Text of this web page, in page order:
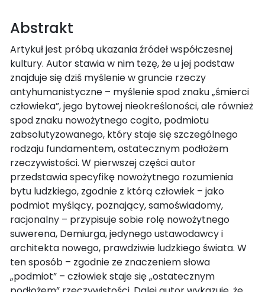
Abstrakt
Artykuł jest próbą ukazania źródeł współczesnej
kultury. Autor stawia w nim tezę, że u jej podstaw
znajduje się dziś myślenie w gruncie rzeczy
antyhumanistyczne – myślenie spod znaku „śmierci
człowieka”, jego bytowej nieokreśloności, ale również
spod znaku nowożytnego cogito, podmiotu
zabsolutyzowanego, który staje się szczególnego
rodzaju fundamentem, ostatecznym podłożem
rzeczywistości. W pierwszej części autor
przedstawia specyfikę nowożytnego rozumienia
bytu ludzkiego, zgodnie z którą człowiek – jako
podmiot myślący, poznający, samoświadomy,
racjonalny – przypisuje sobie rolę nowożytnego
suwerena, Demiurga, jedynego ustawodawcy i
architekta nowego, prawdziwie ludzkiego świata. W
ten sposób – zgodnie ze znaczeniem słowa
„podmiot” – człowiek staje się „ostatecznym